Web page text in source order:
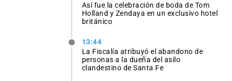
Así fue la celebración de boda de Tom
Holland y Zendaya en un exclusivo hotel
británico
13:44
La Fiscalía atribuyó el abandono de
personas a la dueña del asilo
clandestino de Santa Fe